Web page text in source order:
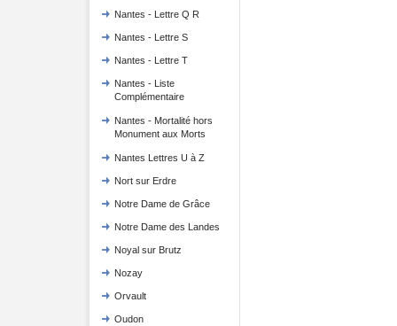
Nantes - Lettre Q R
Nantes - Lettre S
Nantes - Lettre T
Nantes - Liste
Complémentaire
Nantes - Mortalité hors
Monument aux Morts
Nantes Lettres U à Z
Nort sur Erdre
Notre Dame de Grâce
Notre Dame des Landes
Noyal sur Brutz
Nozay
Orvault
Oudon